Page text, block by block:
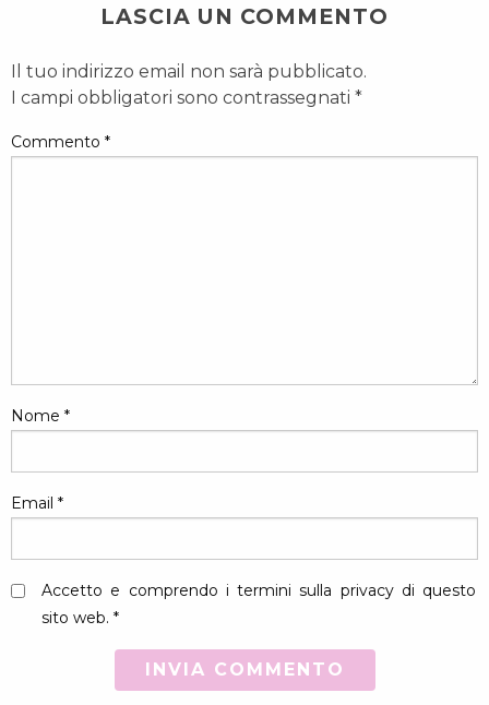
LASCIA UN COMMENTO
Il tuo indirizzo email non sarà pubblicato.
I campi obbligatori sono contrassegnati *
Commento *
Nome *
Email *
Accetto e comprendo i termini sulla privacy di questo
sito web. *